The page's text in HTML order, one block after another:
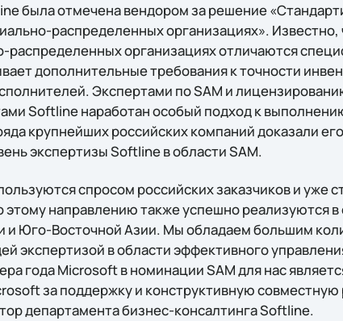
была отмечена вендором за решение
распределeнных организациях». Известно,
распределeнных организациях отличаются
дополнительные требования к точности
Экспертами по SAM и
Softline наработан особый подход к
крупнейших российских компаний доказали
экспертизы Softline в области SAM.
спросом российских заказчиков и уже
этому направлению также успешно реализуются в
и Юго-Восточной Азии. Мы обладаем большим
экспертизой в области эффективного
года Microsoft в номинации SAM для нас
за поддержку и конструктивную совместную
департамента бизнес-консалтинга Softline.